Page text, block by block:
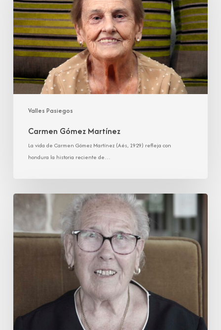
Valles Pasiegos
Carmen Gómez Martínez
La vida de Carmen Gómez Martínez (Aés, 1929) refleja con
hondura la historia reciente de…
Herminia
Gutiérrez
González